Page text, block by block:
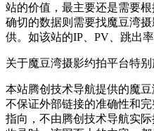
站的价值，最主要还是需要
确切的数据则需要找魔豆湾
供。如该站的IP、PV、跳出率
关于魔豆湾摄影约拍平台特别
本站腾创技术导航提供的魔
不保证外部链接的准确性和
指向，不由腾创技术导航实际